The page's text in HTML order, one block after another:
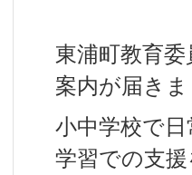
東浦町教育
案内が届きま
小中学校で
学習での支